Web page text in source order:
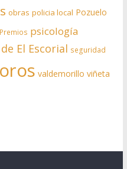
obras policia local Pozuelo
Premios psicología
El Escorial seguridad
valdemorillo viñeta